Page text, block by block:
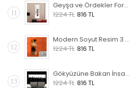
11
Geyşa ve Ördekler Forex Tablo
1224 TL 816 TL
12
Modern Soyut Resim 3 Forex Tablo
1224 TL 816 TL
13
Gökyüzüne Bakan İnsanlar Forex Tablo
1224 TL 816 TL